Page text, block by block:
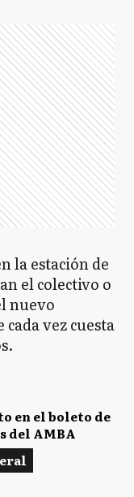
la estación de
el colectivo o
nuevo
vez cuesta
en el boleto de
del AMBA